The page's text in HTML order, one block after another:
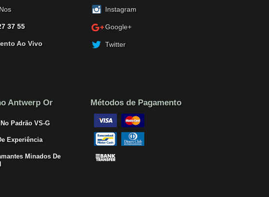
37 55
Ao Vivo
Instagram
Google+
Twitter
Antwerp Or
Padrão VS-G
Experiência
Minados De
Métodos de Pagamento